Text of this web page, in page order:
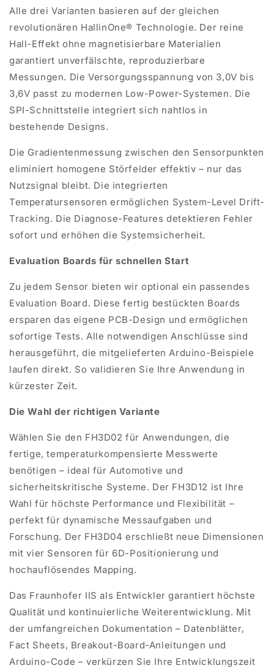
Alle drei Varianten basieren auf der gleichen
revolutionären HallinOne® Technologie. Der reine
Hall-Effekt ohne magnetisierbare Materialien
garantiert unverfälschte, reproduzierbare
Messungen. Die Versorgungsspannung von 3,0V bis
3,6V passt zu modernen Low-Power-Systemen. Die
SPI-Schnittstelle integriert sich nahtlos in
bestehende Designs.
Die Gradientenmessung zwischen den Sensorpunkten
eliminiert homogene Störfelder effektiv – nur das
Nutzsignal bleibt. Die integrierten
Temperatursensoren ermöglichen System-Level Drift-
Tracking. Die Diagnose-Features detektieren Fehler
sofort und erhöhen die Systemsicherheit.
Evaluation Boards für schnellen Start
Zu jedem Sensor bieten wir optional ein passendes
Evaluation Board. Diese fertig bestückten Boards
ersparen das eigene PCB-Design und ermöglichen
sofortige Tests. Alle notwendigen Anschlüsse sind
herausgeführt, die mitgelieferten Arduino-Beispiele
laufen direkt. So validieren Sie Ihre Anwendung in
kürzester Zeit.
Die Wahl der richtigen Variante
Wählen Sie den FH3D02 für Anwendungen, die
fertige, temperaturkompensierte Messwerte
benötigen – ideal für Automotive und
sicherheitskritische Systeme. Der FH3D12 ist Ihre
Wahl für höchste Performance und Flexibilität –
perfekt für dynamische Messaufgaben und
Forschung. Der FH3D04 erschließt neue Dimensionen
mit vier Sensoren für 6D-Positionierung und
hochauflösendes Mapping.
Das Fraunhofer IIS als Entwickler garantiert höchste
Qualität und kontinuierliche Weiterentwicklung. Mit
der umfangreichen Dokumentation – Datenblätter,
Fact Sheets, Breakout-Board-Anleitungen und
Arduino-Code – verkürzen Sie Ihre Entwicklungszeit